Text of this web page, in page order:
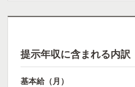
提示年収に含まれる内訳
基本給（月）